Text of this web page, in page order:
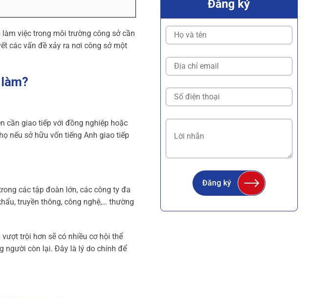
việc trong môi trường công sở cần
các vấn đề xảy ra nơi công sở một
cần giao tiếp với đồng nghiệp hoặc
nếu sở hữu vốn tiếng Anh giao tiếp
các tập đoàn lớn, các công ty đa
truyền thông, công nghệ,… thường
trội hơn sẽ có nhiều cơ hội thể
người còn lại. Đây là lý do chính để
Đăng ký
Đăng ký